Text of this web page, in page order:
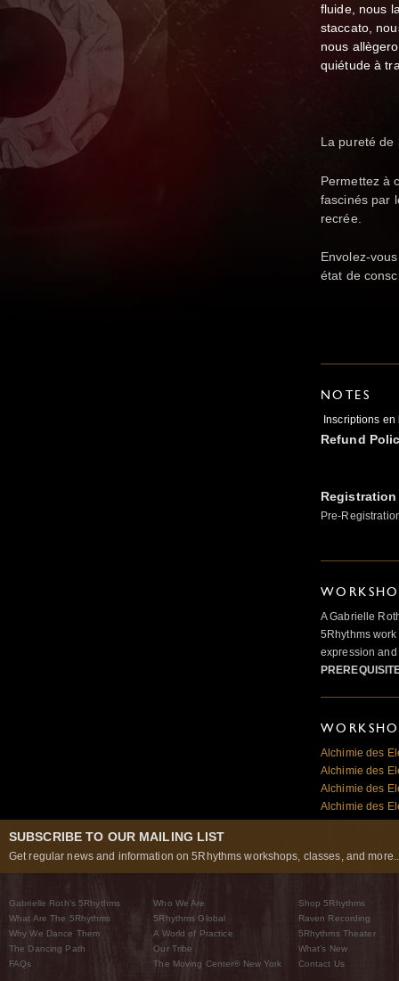
fluide, nous
staccato,
nous
quiétude à
La pureté de
Permettez à
fascinés par
recrée.
Envolez-
état de
NOTES
Inscriptions
Refund
Pre-
A Gabrielle
5Rhythms
expression
Alchimie des
Alchimie des
Alchimie des
Alchimie des
SUBSCRIBE TO OUR MAILING LIST
Get regular news and information on 5Rhythms workshops, classes, and
Gabrielle Roth’s 5Rhythms
What Are The 5Rhythms
Why We Dance Them
The Dancing Path
FAQs
Who We Are
5Rhythms Global
A World of Practice
Our Tribe
The Moving Center® New York
Shop 5Rhythms
Raven Recording
5Rhythms Theater
What’s New
Contact Us